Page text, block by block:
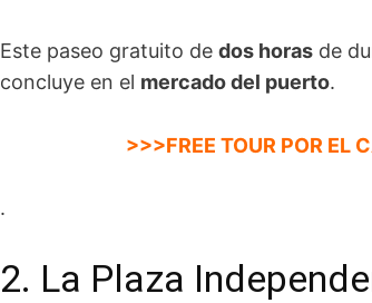
Este paseo gratuito de dos horas de
concluye en el mercado del puerto.
>>>FREE TOUR POR EL
.
2. La Plaza